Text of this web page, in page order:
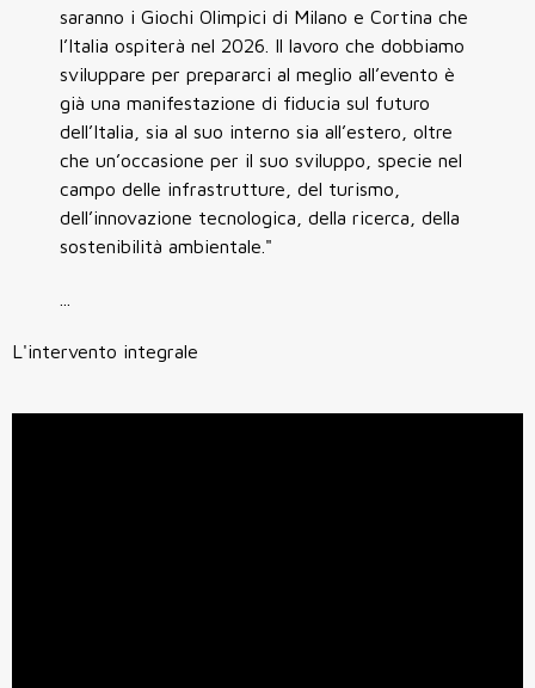
saranno i Giochi Olimpici di Milano e Cortina che
l’Italia ospiterà nel 2026. Il lavoro che dobbiamo
sviluppare per prepararci al meglio all’evento è
già una manifestazione di fiducia sul futuro
dell’Italia, sia al suo interno sia all’estero, oltre
che un’occasione per il suo sviluppo, specie nel
campo delle infrastrutture, del turismo,
dell’innovazione tecnologica, della ricerca, della
sostenibilità ambientale."
L'intervento integrale